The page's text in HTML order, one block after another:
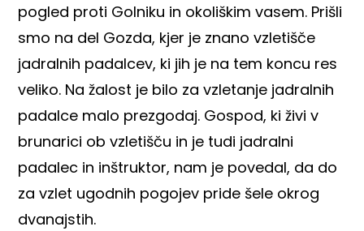
pogled proti Golniku in okoliškim vasem. Prišli
smo na del Gozda, kjer je znano vzletišče
jadralnih padalcev, ki jih je na tem koncu res
veliko. Na žalost je bilo za vzletanje jadralnih
padalce malo prezgodaj. Gospod, ki živi v
brunarici ob vzletišču in je tudi jadralni
padalec in inštruktor, nam je povedal, da do
za vzlet ugodnih pogojev pride šele okrog
dvanajstih.